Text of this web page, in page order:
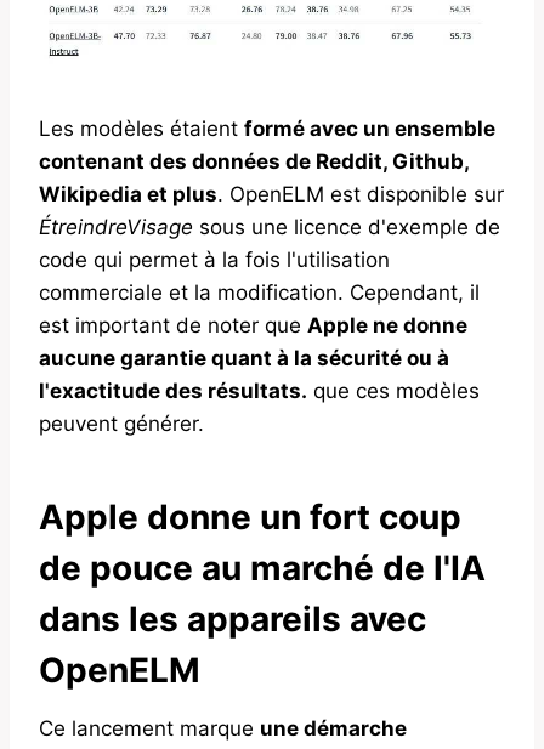
Les modèles étaient formé avec un ensemble
contenant des données de Reddit, Github,
Wikipedia et plus. OpenELM est disponible sur
ÉtreindreVisage sous une licence d'exemple de
code qui permet à la fois l'utilisation
commerciale et la modification. Cependant, il
est important de noter que Apple ne donne
aucune garantie quant à la sécurité ou à
l'exactitude des résultats. que ces modèles
peuvent générer.
Apple donne un fort coup
de pouce au marché de l'IA
dans les appareils avec
OpenELM
Ce lancement marque une démarche